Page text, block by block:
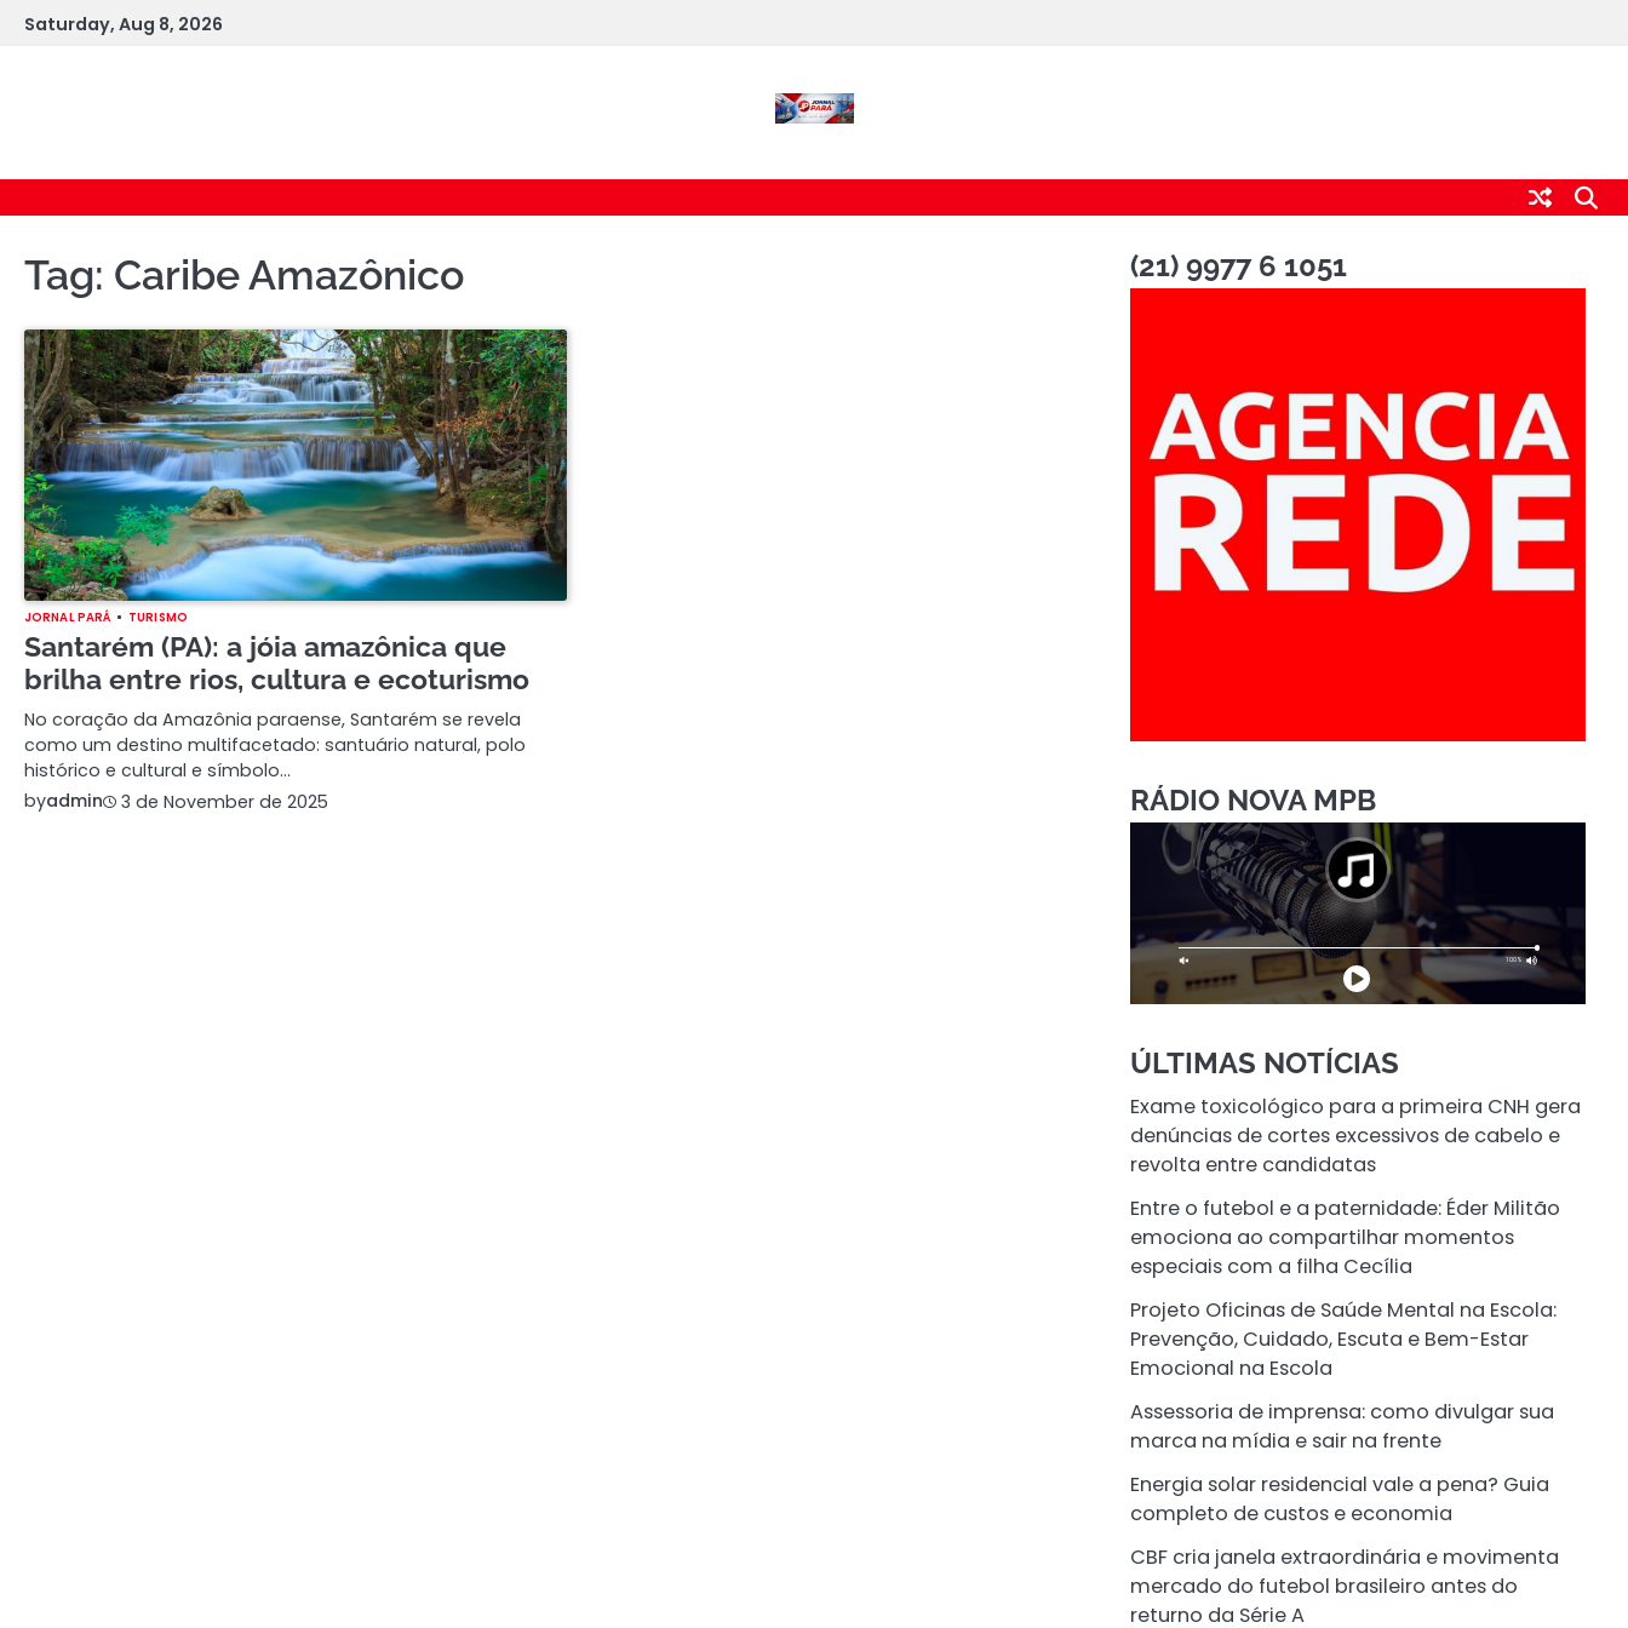
SkipSaturday, Aug 8, 2026
Tag: Caribe Amazônico
JORNAL PARÁ TURISMO
Santarém (PA): a jóia amazônica que
brilha entre rios, cultura e ecoturismo
No coração da Amazônia paraense, Santarém se revela
como um destino multifacetado: santuário natural, polo
histórico e cultural e símbolo…
byadmin 3 de November de 2025
(21) 9977 6 1051
RÁDIO NOVA MPB
ÚLTIMAS NOTÍCIAS
Exame toxicológico para a primeira CNH gera
denúncias de cortes excessivos de cabelo e
revolta entre candidatas
Entre o futebol e a paternidade: Éder Militão
emociona ao compartilhar momentos
especiais com a filha Cecília
Projeto Oficinas de Saúde Mental na Escola:
Prevenção, Cuidado, Escuta e Bem-Estar
Emocional na Escola
Assessoria de imprensa: como divulgar sua
marca na mídia e sair na frente
Energia solar residencial vale a pena? Guia
completo de custos e economia
CBF cria janela extraordinária e movimenta
mercado do futebol brasileiro antes do
returno da Série A